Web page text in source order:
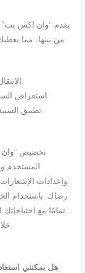
يقدم “وان اكس بت”
من بينها، مما
الانتقال إلى قسم “السمات” في إعدادات التطبيق.
استعراض السمات المختلفة وتجربتها حتى تجد ما يناسبك.
تطبيق السمة المختارة والعودة للتطبيق لرؤية التغييرات.
تخصيص “وان
المستخدم
وإعدادات
رضاك. باستخدام
تمامًا مع
هل يمكنني